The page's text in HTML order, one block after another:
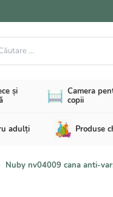
și
Camera
copii
adulți Produse
Nuby nv04009 cana anti-